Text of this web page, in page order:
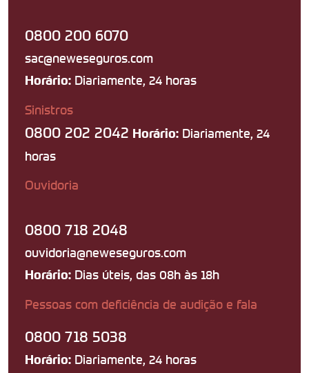
0800 200 6070
sac@neweseguros.com
Horário: Diariamente, 24 horas
Sinistros
0800 202 2042 Horário: Diariamente, 24
horas
Ouvidoria
0800 718 2048
ouvidoria@neweseguros.com
Horário: Dias úteis, das 08h às 18h
Pessoas com deficiência de audição e fala
0800 718 5038
Horário: Diariamente, 24 horas